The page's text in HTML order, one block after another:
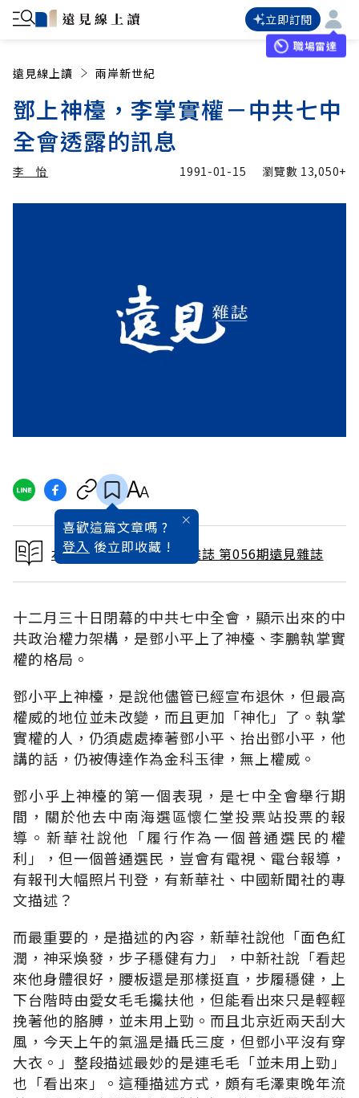
立即訂閱
職場雷達
遠見線上讀 兩岸新世紀
鄧上神檯，李掌實權－中共七中
全會透露的訊息
李 怡 1991-01-15 瀏覽數 13,050+
喜歡這篇文章嗎 ?
登入 後立即收藏 !
本文出自 1991 / 2月號雜誌 第056期遠見雜誌
十二月三十日閉幕的中共七中全會，顯示出來的中
共政治權力架構，是鄧小平上了神檯、李鵬執掌實
權的格局。
鄧小平上神檯，是說他儘管已經宣布退休，但最高
權威的地位並未改變，而且更加「神化」了。執掌
實權的人，仍須處處捧著鄧小平、抬出鄧小平，他
講的話，仍被傳達作為金科玉律，無上權威。
鄧小乎上神檯的第一個表現，是七中全會舉行期
間，關於他去中南海選區懷仁堂投票站投票的報
導。新華社說他「履行作為一個普通選民的權
利」，但一個普通選民，豈會有電視、電台報導，
有報刊大幅照片刊登，有新華社、中國新聞社的專
文描述？
而最重要的，是描述的內容，新華社說他「面色紅
潤，神采煥發，步子穩健有力」，中新社說「看起
來他身體很好，腰板還是那樣挺直，步履穩健，上
下台階時由愛女毛毛攙扶他，但能看出來只是輕輕
挽著他的胳膊，並未用上勁。而且北京近兩天刮大
風，今天上午的氣溫是攝氏三度，但鄧小平沒有穿
大衣。」整段描述最妙的是連毛毛「並未用上勁」
也「看出來」。這種描述方式，頗有毛澤東晚年流